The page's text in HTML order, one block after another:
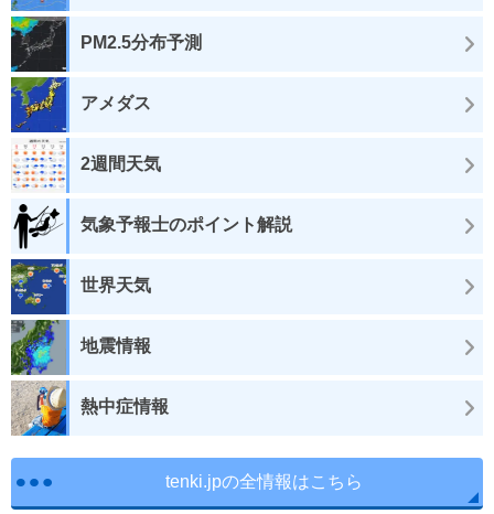
PM2.5分布予測
アメダス
2週間天気
気象予報士のポイント解説
世界天気
地震情報
熱中症情報
tenki.jpの全情報はこちら